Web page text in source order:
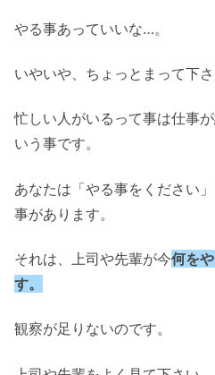
やる事あっていいな…。
いやいや、ちょっとまって下さ
忙しい人がいるって事は仕事
いう事です。
あなたは「やる事をください
事があります。
それは、上司や先輩が今何を
す。
観察が足りないのです。